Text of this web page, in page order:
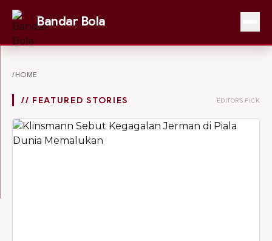
Bandar Bola
/HOME
// FEATURED STORIES EDITOR'S PICK